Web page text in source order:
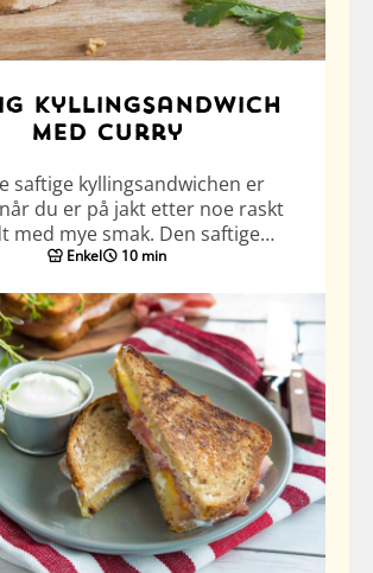
kyllingsandwich
med curry
saftige kyllingsandwichen er
du er på jakt etter noe raskt
med mye smak. Den saftige…
Enkel 10 min